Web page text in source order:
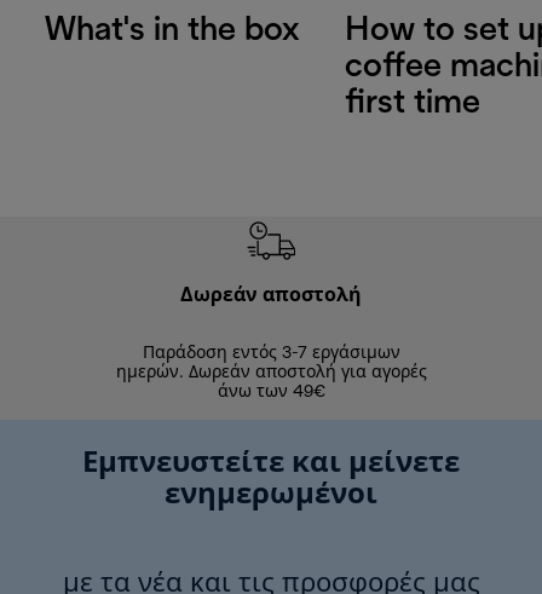
What's in the box
How to set
coffee
first time
Δωρεάν αποστολή
Παράδοση εντός 3-7 εργάσιμων
ημερών. Δωρεάν αποστολή για αγορές
άνω των 49€
Εμπνευστείτε και μείνετε
ενημερωμένοι
με τα νέα και τις προσφορές μας